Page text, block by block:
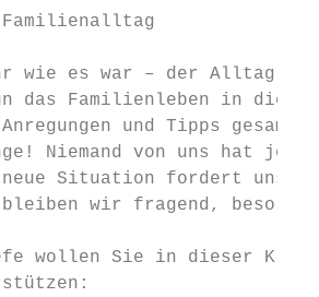
wie es war – der Alltag
das Familienleben in
und Tipps
Niemand von uns hat je
Situation fordert uns
wir fragend, besorgt
wollen Sie in dieser